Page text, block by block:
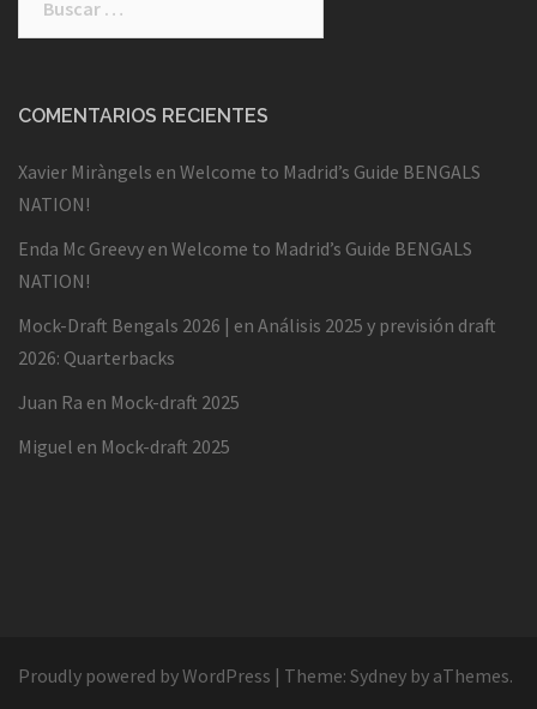
COMENTARIOS RECIENTES
Xavier Miràngels en Welcome to Madrid’s Guide BENGALS
NATION!
Enda Mc Greevy en Welcome to Madrid’s Guide BENGALS
NATION!
Mock-Draft Bengals 2026 | en Análisis 2025 y previsión draft
2026: Quarterbacks
Juan Ra en Mock-draft 2025
Miguel en Mock-draft 2025
Proudly powered by WordPress | Theme: Sydney by aThemes.